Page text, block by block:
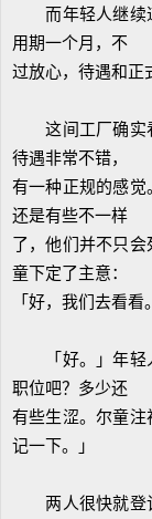
而年轻人继续
用期一个月，不
过放心，待遇和正
这间工厂确实看
待遇非常不错，
有一种正规的感觉
还是有些不一样
了，他们并不只
童下定了主意：
「好，我们去看看
「好。」年轻人
职位吧？多少还
有些生涩。尔童注
记一下。」
两人很快就登